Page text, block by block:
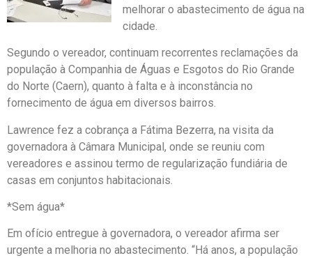
melhorar o abastecimento de água na
cidade.
Segundo o vereador, continuam recorrentes reclamações da
população à Companhia de Águas e Esgotos do Rio Grande
do Norte (Caern), quanto à falta e à inconstância no
fornecimento de água em diversos bairros.
Lawrence fez a cobrança a Fátima Bezerra, na visita da
governadora à Câmara Municipal, onde se reuniu com
vereadores e assinou termo de regularização fundiária de
casas em conjuntos habitacionais.
*Sem água*
Em ofício entregue à governadora, o vereador afirma ser
urgente a melhoria no abastecimento. “Há anos, a população